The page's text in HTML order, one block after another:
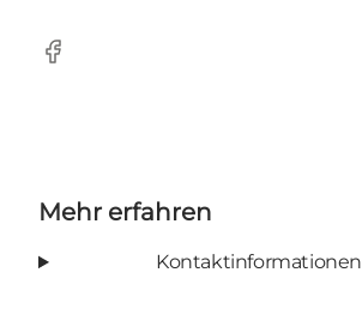
Facebook
Mehr erfahren
Kontaktinformationen